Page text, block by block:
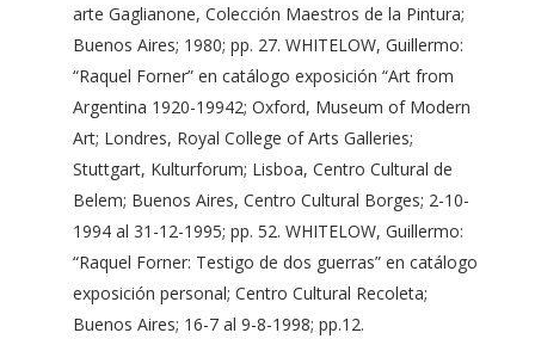
arte Gaglianone, Colección Maestros de la Pintura;
Buenos Aires; 1980; pp. 27. WHITELOW, Guillermo:
“Raquel Forner” en catálogo exposición “Art from
Argentina 1920-19942; Oxford, Museum of Modern
Art; Londres, Royal College of Arts Galleries;
Stuttgart, Kulturforum; Lisboa, Centro Cultural de
Belem; Buenos Aires, Centro Cultural Borges; 2-10-
1994 al 31-12-1995; pp. 52. WHITELOW, Guillermo:
“Raquel Forner: Testigo de dos guerras” en catálogo
exposición personal; Centro Cultural Recoleta;
Buenos Aires; 16-7 al 9-8-1998; pp.12.